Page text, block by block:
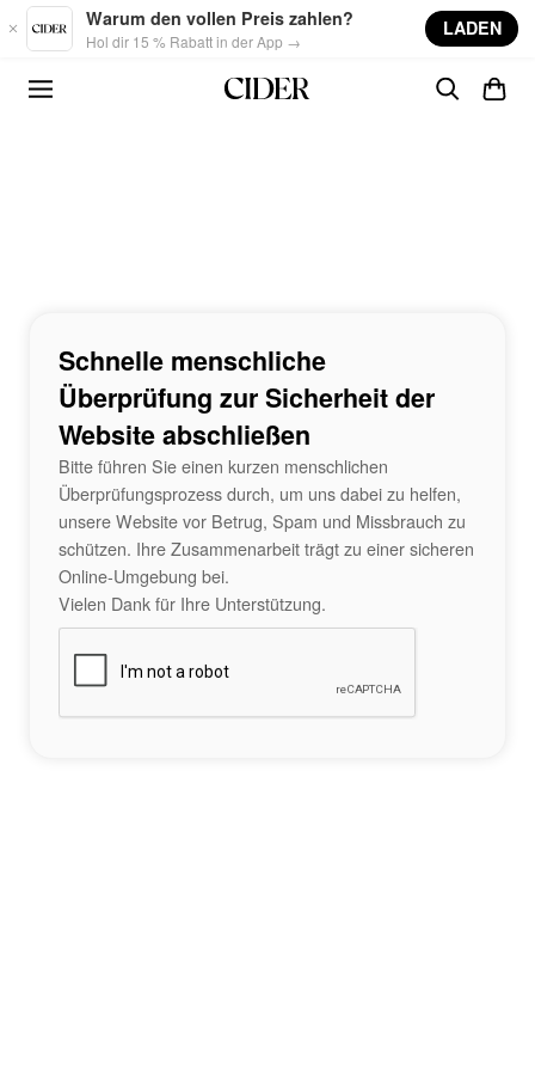
Skip to main content
Warum den vollen Preis zahlen?
Hol dir 15 % Rabatt in der App →
LADEN
Schnelle menschliche
Überprüfung zur Sicherheit der
Website abschließen
Bitte führen Sie einen kurzen menschlichen
Überprüfungsprozess durch, um uns dabei zu helfen,
unsere Website vor Betrug, Spam und Missbrauch zu
schützen. Ihre Zusammenarbeit trägt zu einer sicheren
Online-Umgebung bei.
Vielen Dank für Ihre Unterstützung.